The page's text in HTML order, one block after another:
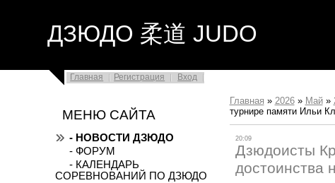
ДЗЮДО 柔道 JUDO
Главная Регистрация Вход
МЕНЮ САЙТА
- НОВОСТИ ДЗЮДО
- ФОРУМ
- КАЛЕНДАРЬ
СОРЕВНОВАНИЙ ПО ДЗЮДО
Главная » 2026 » Май »
турнире памяти Ильи
20:09
Дзюдоисты
достоинства